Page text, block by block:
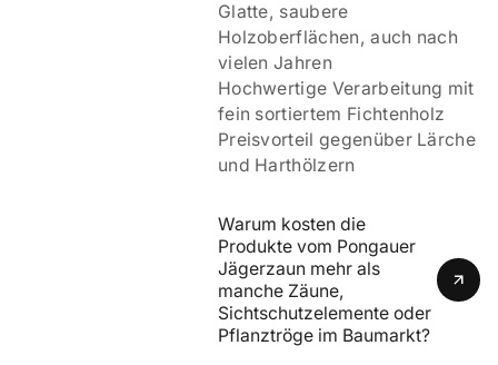
Glatte, saubere
Holzoberflächen, auch nach
vielen Jahren
Hochwertige Verarbeitung mit
fein sortiertem Fichtenholz
Preisvorteil gegenüber Lärche
und Harthölzern
Warum kosten die
Produkte vom Pongauer
Jägerzaun mehr als
manche Zäune,
Sichtschutzelemente oder
Pflanztröge im Baumarkt?